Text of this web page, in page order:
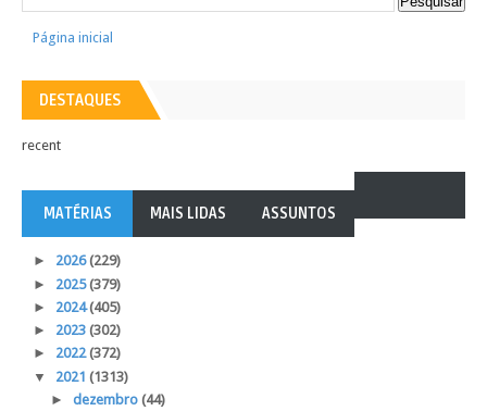
Página inicial
DESTAQUES
recent
MATÉRIAS MAIS LIDAS ASSUNTOS
► 2026(229)
► 2025(379)
► 2024(405)
► 2023 (302)
► 2022(372)
▼ 2021 (1313)
► dezembro (44)